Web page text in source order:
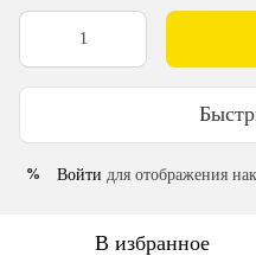
% Войти для отображения
В избранное